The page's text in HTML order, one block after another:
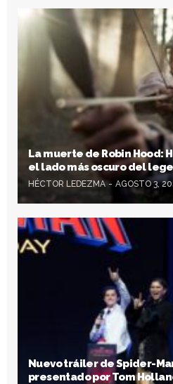
La muerte de Robin Hood:
el lado más oscuro del
HÉCTOR LEDEZMA AGOSTO 3,
Nuevo tráiler de Spider-
presentado por Tom